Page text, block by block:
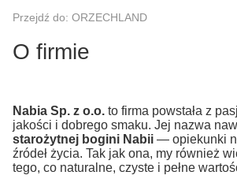
Przejdź do: ORZECHLAND
O firmie
Nabia Sp. z o.o. to firma powstała z
jakości i dobrego smaku. Jej nazwa
starożytnej bogini Nabii — opiekunki
źródeł życia. Tak jak ona, my również
tego, co naturalne, czyste i pełne